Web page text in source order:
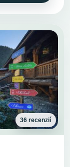
36 recenzií